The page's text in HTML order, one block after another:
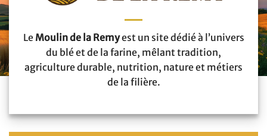
Le Moulin de la Remyest un site dédié à l’univers
du blé et de la farine, mêlant tradition,
agriculture durable, nutrition, nature et métiers
de la filière.